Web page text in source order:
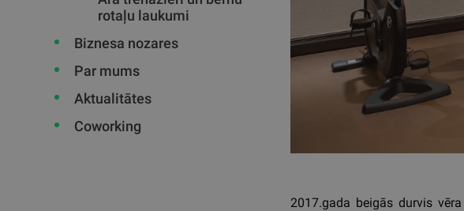
rotaļu laukumi
Biznesa nozares
Par mums
Aktualitātes
Coworking
2017.gada beigās durvis